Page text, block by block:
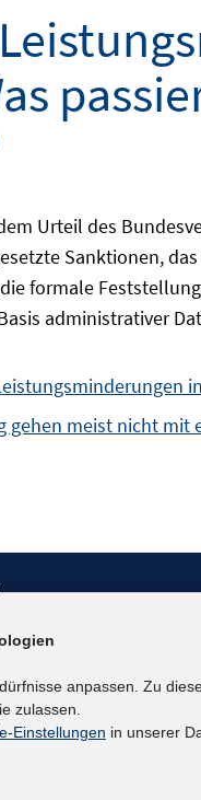
Urteil des
Sanktionen,
formale
administrativer
gehen meist nicht mit
anpassen. Zu
zulassen.
Einstellungen in unserer